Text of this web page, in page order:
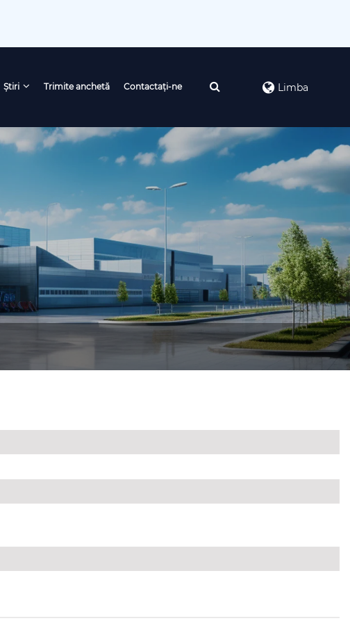
Ştiri Trimite anchetă Contactaţi-ne Limba